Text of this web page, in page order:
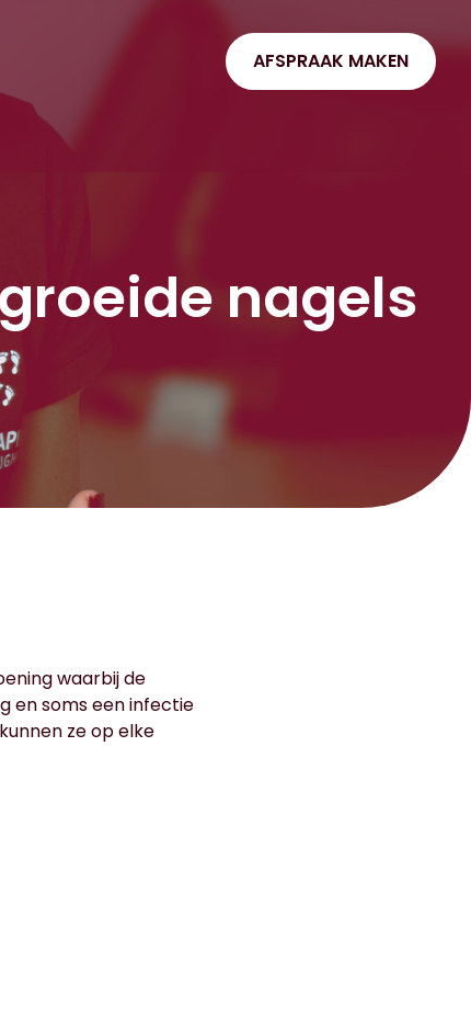
AFSPRAAK MAKEN
nagels
waarbij de
en soms een infectie
ze op elke